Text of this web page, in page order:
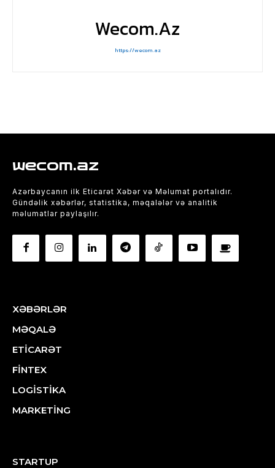
Wecom.az
https://wecom.az
wecom.az
Azərbaycanın ilk Eticarət Xəbər və Məlumat portalıdır.
Gündəlik xəbərlər, statistika, məqalələr və analitik
məlumatlar paylaşılır.
XƏBƏRLƏR
MƏQALƏ
ETİCARƏT
FİNTEX
LOGİSTİKA
MARKETİNG
STARTUP